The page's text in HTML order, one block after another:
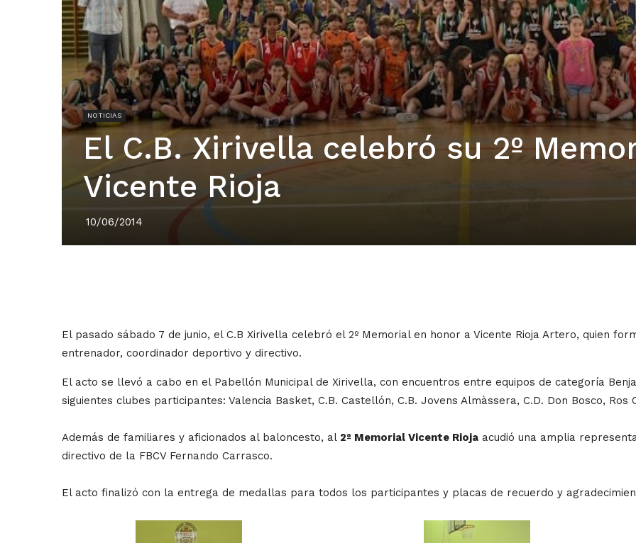
NOTICIAS
El C.B. Xirivella celebró su 2º
Vicente Rioja
10/06/2014
El pasado sábado 7 de junio, el C.B Xirivella celebró el 2º Memorial en honor a Vicente Rioja Artero, quien
entrenador, coordinador deportivo y directivo.
El acto se llevó a cabo en el Pabellón Municipal de Xirivella, con encuentros entre equipos de categoría
siguientes clubes participantes: Valencia Basket, C.B. Castellón, C.B. Jovens Almàssera, C.D. Don Bosco, Ros
Además de familiares y aficionados al baloncesto, al 2º Memorial Vicente Riojaacudió una amplia
directivo de la FBCV Fernando Carrasco.
El acto finalizó con la entrega de medallas para todos los participantes y placas de recuerdo y